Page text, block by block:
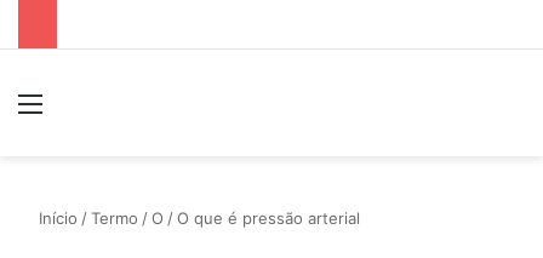
Início /Termo /O /O que é pressão arterial